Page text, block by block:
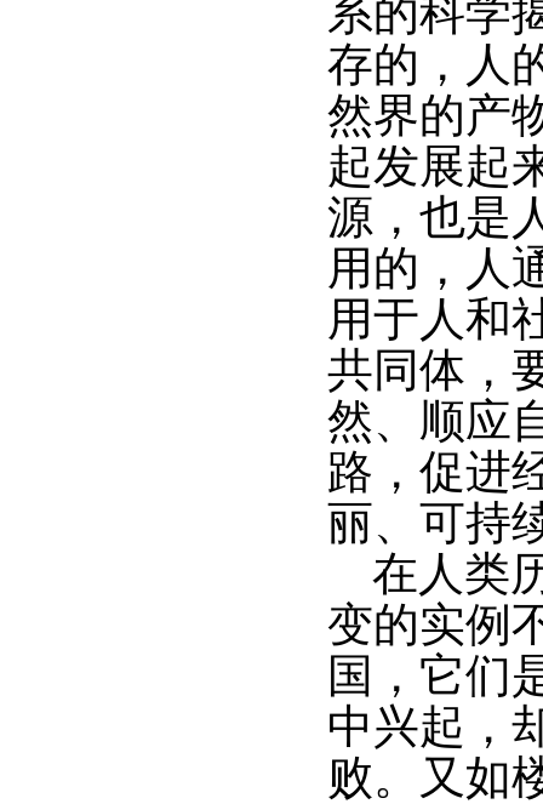
系的科学
存的，人
然界的产
起发展起
源，也是
用的，人
用于人和
共同体，
然、顺应
路，促进
丽、可持
在人类
变的实例
国，它们
中兴起，
败。又如